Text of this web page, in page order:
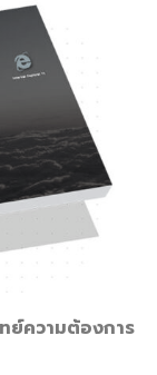
ย์ความต้องการ